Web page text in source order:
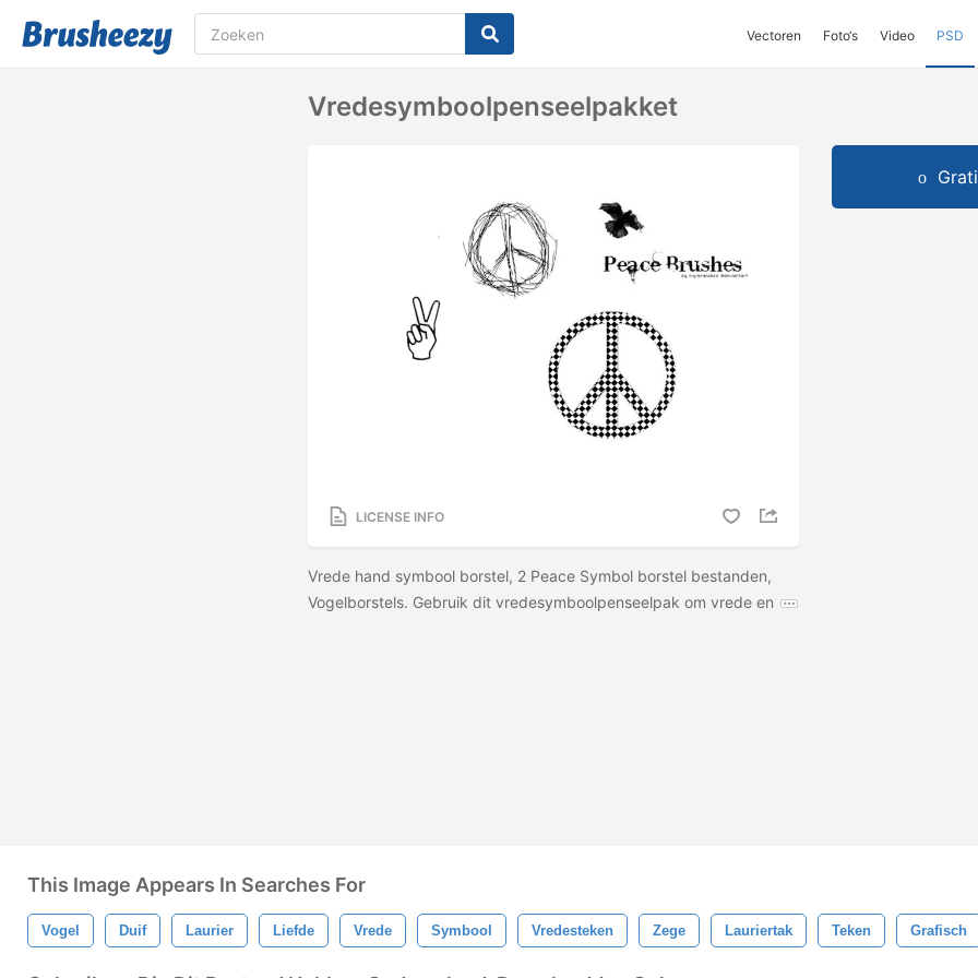
Vectoren Foto‘s Video PSD
Vredesymboolpenseelpakket
LICENSE INFO
Vrede hand symbool borstel, 2 Peace Symbol borstel bestanden,
Vogelborstels. Gebruik dit vredesymboolpenseelpak om vrede en
This Image Appears In Searches For
Vogel Duif Laurier Liefde Vrede Symbool Vredesteken Zege Lauriertak Teken Grafisch